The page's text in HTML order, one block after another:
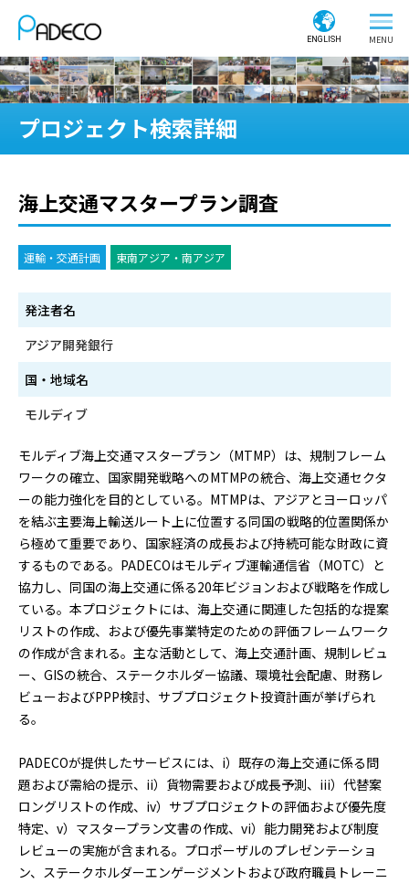
ENGLISH
プロジェクト検索詳細
海上交通マスタープラン調査
運輸・交通計画 東南アジア・南アジア
発注者名
アジア開発銀行
国・地域名
モルディブ
モルディブ海上交通マスタープラン（MTMP）は、規制フレーム
ワークの確立、国家開発戦略へのMTMPの統合、海上交通セクタ
ーの能力強化を目的としている。MTMPは、アジアとヨーロッパ
を結ぶ主要海上輸送ルート上に位置する同国の戦略的位置関係か
ら極めて重要であり、国家経済の成長および持続可能な財政に資
するものである。PADECOはモルディブ運輸通信省（MOTC）と
協力し、同国の海上交通に係る20年ビジョンおよび戦略を作成し
ている。本プロジェクトには、海上交通に関連した包括的な提案
リストの作成、および優先事業特定のための評価フレームワーク
の作成が含まれる。主な活動として、海上交通計画、規制レビュ
ー、GISの統合、ステークホルダー協議、環境社会配慮、財務レ
ビューおよびPPP検討、サブプロジェクト投資計画が挙げられ
る。
PADECOが提供したサービスには、i）既存の海上交通に係る問
題および需給の提示、ii）貨物需要および成長予測、iii）代替案
ロングリストの作成、iv）サブプロジェクトの評価および優先度
特定、v）マスタープラン文書の作成、vi）能力開発および制度
レビューの実施が含まれる。プロポーザルのプレゼンテーショ
ン、ステークホルダーエンゲージメントおよび政府職員トレーニ